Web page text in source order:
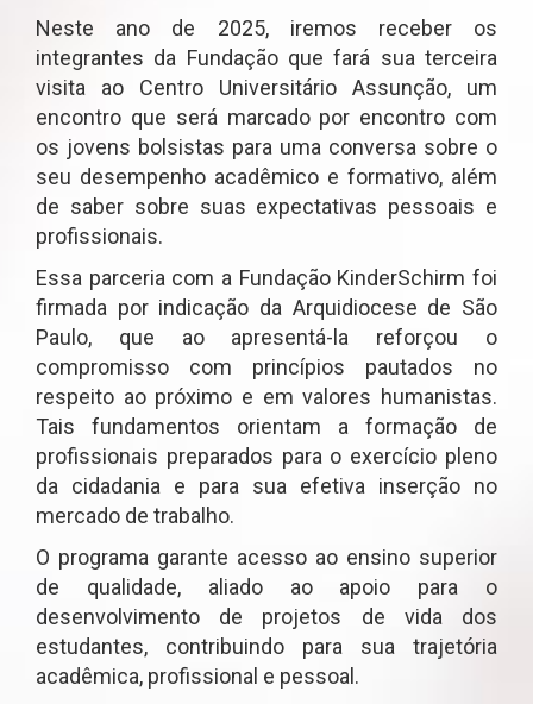
Neste ano de 2025, iremos receber os
integrantes da Fundação que fará sua terceira
visita ao Centro Universitário Assunção, um
encontro que será marcado por encontro com
os jovens bolsistas para uma conversa sobre o
seu desempenho acadêmico e formativo, além
de saber sobre suas expectativas pessoais e
profissionais.
Essa parceria com a Fundação KinderSchirm foi
firmada por indicação da Arquidiocese de São
Paulo, que ao apresentá-la reforçou o
compromisso com princípios pautados no
respeito ao próximo e em valores humanistas.
Tais fundamentos orientam a formação de
profissionais preparados para o exercício pleno
da cidadania e para sua efetiva inserção no
mercado de trabalho.
O programa garante acesso ao ensino superior
de qualidade, aliado ao apoio para o
desenvolvimento de projetos de vida dos
estudantes, contribuindo para sua trajetória
acadêmica, profissional e pessoal.